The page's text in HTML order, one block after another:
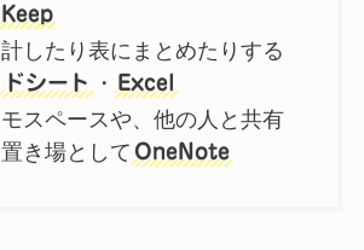
したり表にまとめたりする
シート ・ Excel
スペースや、他の人と共有
き場として OneNote